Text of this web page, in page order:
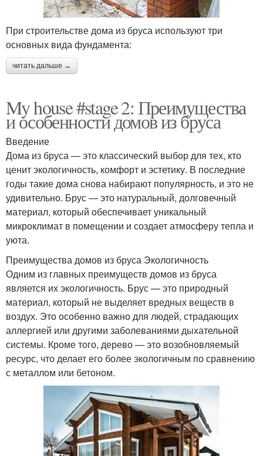
При строительстве дома из бруса используют три
основных вида фундамента:
читать дальше →
My house #stage 2: Преимущества
и особенности домов из бруса
Введение
Дома из бруса — это классический выбор для тех, кто
ценит экологичность, комфорт и эстетику. В последние
годы такие дома снова набирают популярность, и это не
удивительно. Брус — это натуральный, долговечный
материал, который обеспечивает уникальный
микроклимат в помещении и создает атмосферу тепла и
уюта.
Преимущества домов из бруса Экологичность
Одним из главных преимуществ домов из бруса
является их экологичность. Брус — это природный
материал, который не выделяет вредных веществ в
воздух. Это особенно важно для людей, страдающих
аллергией или другими заболеваниями дыхательной
системы. Кроме того, дерево — это возобновляемый
ресурс, что делает его более экологичным по сравнению
с металлом или бетоном.